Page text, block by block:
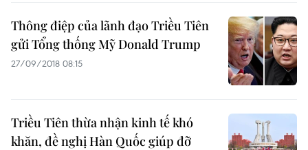
Thông điệp của lãnh đạo Triều Tiên
gửi Tổng thống Mỹ Donald Trump
27/09/2018 08:15
Triều Tiên thừa nhận kinh tế khó
khăn, đề nghị Hàn Quốc giúp đỡ